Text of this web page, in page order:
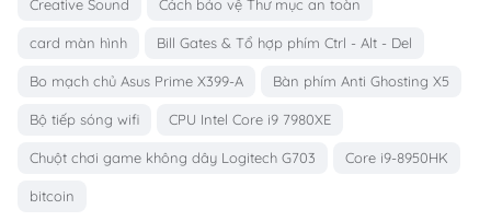
Creative Sound Cách bảo vệ Thư mục an toàn
card màn hình Bill Gates & Tổ hợp phím Ctrl - Alt - Del
Bo mạch chủ Asus Prime X399-A Bàn phím Anti Ghosting X5
Bộ tiếp sóng wifi CPU Intel Core i9 7980XE
Chuột chơi game không dây Logitech G703 Core i9-8950HK
bitcoin